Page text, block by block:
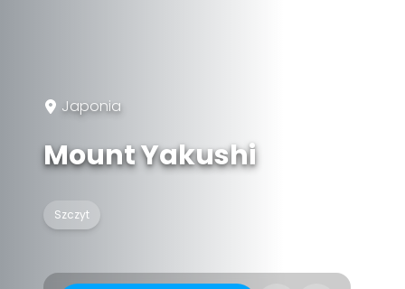
Japonia
Mount Yakushi
Szczyt